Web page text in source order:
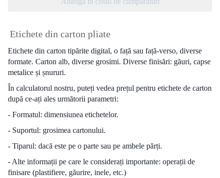
Etichete din carton pliate
Etichete din carton tipărite digital, o față sau față-verso, diverse
formate. Carton alb, diverse grosimi. Diverse finisări: găuri, capse
metalice și șnururi.
În calculatorul nostru, puteți vedea prețul pentru etichete de carton
după ce-ați ales următorii parametri:
- Formatul: dimensiunea etichetelor.
- Suportul: grosimea cartonului.
- Tiparul: dacă este pe o parte sau pe ambele părți.
- Alte informații pe care le considerați importante: operații de
finisare (plastifiere, găurire, inele, etc.)